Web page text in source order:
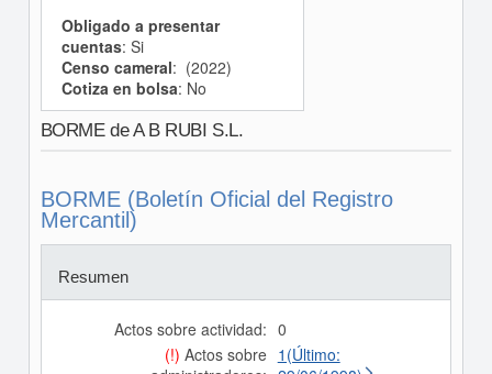
Obligado a presentar
cuentas: Si
Censo cameral: (2022)
Cotiza en bolsa: No
BORME de A B RUBI S.L.
BORME (Boletín Oficial del Registro
Mercantil)
Resumen
Actos sobre actividad: 0
(!) Actos sobre 1(Último: